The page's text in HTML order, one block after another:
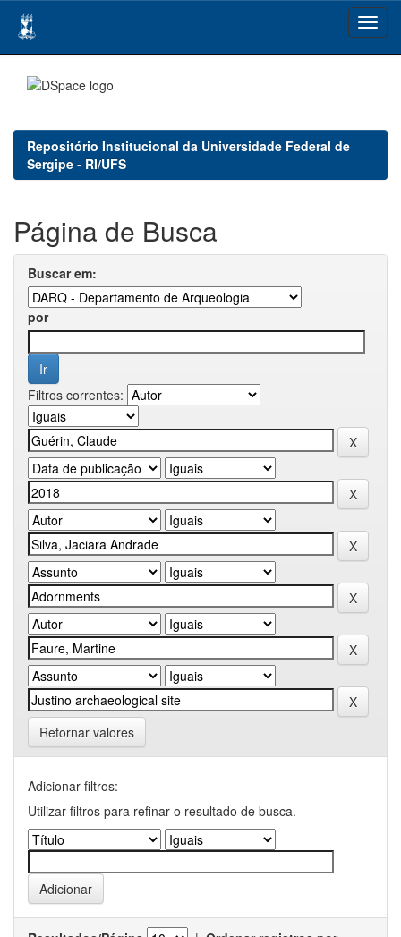
navigation
Repositório Institucional da Universidade Federal de
Sergipe - RI/UFS
Página de Busca
Buscar em:
por
Filtros correntes:
Retornar valores
Adicionar filtros:
Utilizar filtros para refinar o resultado de busca.